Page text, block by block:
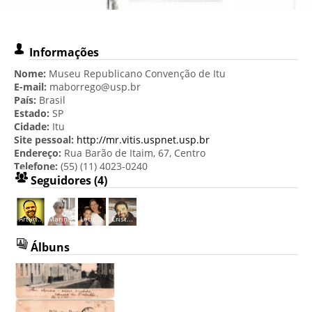
Informações
Nome: Museu Republicano Convenção de Itu
E-mail: maborrego@usp.br
País: Brasil
Estado: SP
Cidade: Itu
Site pessoal: http://mr.vitis.uspnet.usp.br
Endereço: Rua Barão de Itaim, 67, Centro
Telefone: (55) (11) 4023-0240
Seguidores (4)
Artur... Marin... Letic... Crist...
Álbuns